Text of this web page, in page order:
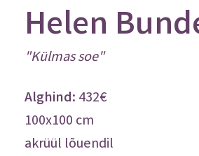
Helen
"Külmas soe"
432€
100x100 cm
akrüül lõuendil